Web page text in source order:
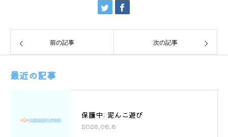
前の記事 次の記事
最近の記事
保護中: 泥んこ遊び
2026.08.8